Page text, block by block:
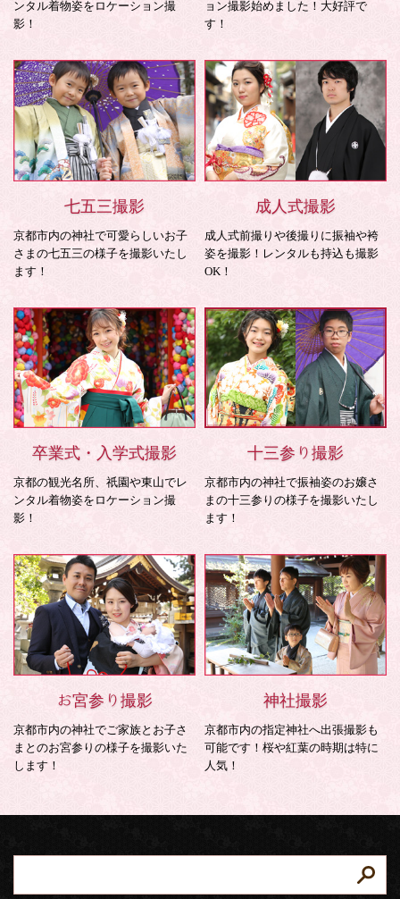
ンタル着物姿をロケーション撮
影！
ョン撮影始めました！大好評で
す！
七五三撮影
京都市内の神社で可愛らしいお子
さまの七五三の様子を撮影いたし
ます！
成人式撮影
成人式前撮りや後撮りに振袖や袴
姿を撮影！レンタルも持込も撮影
OK！
卒業式・入学式撮影
京都の観光名所、祇園や東山でレ
ンタル着物姿をロケーション撮
影！
十三参り撮影
京都市内の神社で振袖姿のお嬢さ
まの十三参りの様子を撮影いたし
ます！
お宮参り撮影
京都市内の神社でご家族とお子さ
まとのお宮参りの様子を撮影いた
します！
神社撮影
京都市内の指定神社へ出張撮影も
可能です！桜や紅葉の時期は特に
人気！